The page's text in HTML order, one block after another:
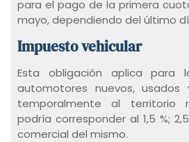
para el pago de la primera
mayo, dependiendo del último
Impuesto vehicular
Esta obligación aplica para
automotores nuevos,
temporalmente al territorio
podría corresponder al 1,5 %;
comercial del mismo.